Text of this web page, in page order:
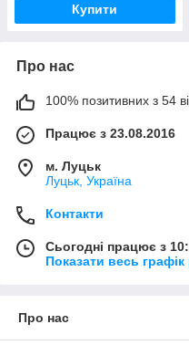
Купити
Про нас
100% позитивних з 54
Працює з 23.08.2016
м. Луцьк
Луцьк, Україна
Контакти
Сьогодні працює з
Показати весь
Про нас